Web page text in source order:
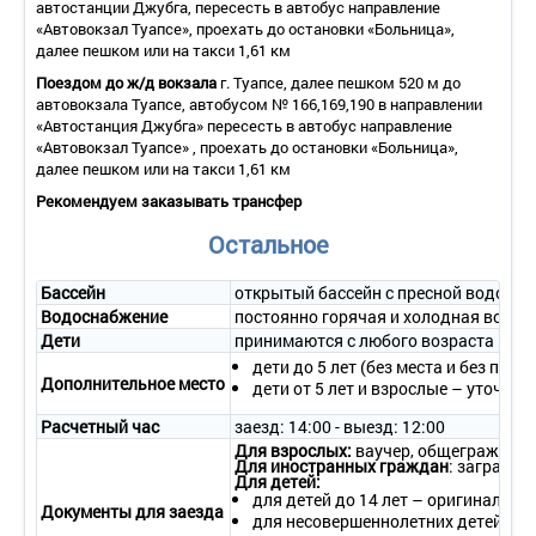
автостанции Джубга, пересесть в автобус направление
«Автовокзал Туапсе», проехать до остановки «Больница»,
далее пешком или на такси 1,61 км
Поездом до ж/д вокзалаг. Туапсе, далее пешком 520 м до
автовокзала Туапсе, автобусом № 166,169,190 в направлении
«Автостанция Джубга» пересесть в автобус направление
«Автовокзал Туапсе» , проехать до остановки «Больница»,
далее пешком или на такси 1,61 км
Рекомендуем заказывать трансфер
Остальное
Бассейн
открытый бассейн с пресной водой
Водоснабжение
постоянно горячая и холодная вода
Дети
принимаются с любого возраста
Дополнительное место
дети до 5 лет (без места и без
дети от 5 лет и взрослые –
Расчетный час
заезд: 14:00 - выезд: 12:00
Документы для заезда
Для взрослых: ваучер,
Для иностранных граждан:
Для детей:
для детей до 14 лет – оригинал
для несовершеннолетних детей в